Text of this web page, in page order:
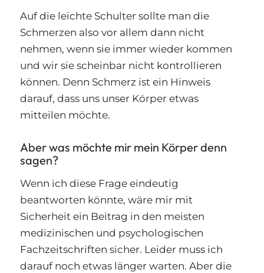
Auf die leichte Schulter sollte man die
Schmerzen also vor allem dann nicht
nehmen, wenn sie immer wieder kommen
und wir sie scheinbar nicht kontrollieren
können. Denn Schmerz ist ein Hinweis
darauf, dass uns unser Körper etwas
mitteilen möchte.
Aber was möchte mir mein Körper denn
sagen?
Wenn ich diese Frage eindeutig
beantworten könnte, wäre mir mit
Sicherheit ein Beitrag in den meisten
medizinischen und psychologischen
Fachzeitschriften sicher. Leider muss ich
darauf noch etwas länger warten. Aber die